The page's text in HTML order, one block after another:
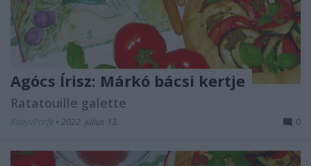
Agócs Írisz: Márkó ​bácsi kertje
Ratatouille galette
KönyvParfé • 2022. július 13. 0